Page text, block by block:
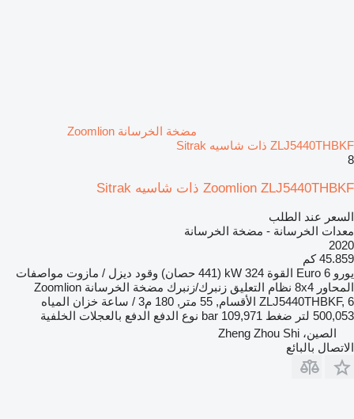
مضخة الخرسانة Zoomlion
ZLJ5440THBKF ذات شاسيه Sitrak
8
Zoomlion ZLJ5440THBKF ذات شاسيه Sitrak
السعر عند الطلب
معدات الخرسانة - مضخة الخرسانة
2020
45.859 كم
يورو Euro 6 القوة 324 kW (441 حصان) وقود ديزل / مازوت مواصفات
المحاور 8x4 نظام التعليق زنبرك/زنبرك مضخة الخرسانة Zoomlion
ZLJ5440THBKF, 6 الأقسام, 55 متر, 180 م3 / ساعة
خزان المياه
500,053 لتر
ضغط 109,971 bar نوع الدفع الدفع بالعجلات الخلفية
الصين، Zheng Zhou Shi
الاتصال بالبائع